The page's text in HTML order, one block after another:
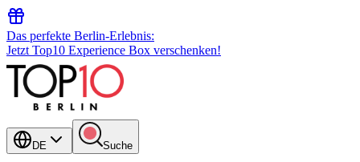
Das perfekte Berlin-Erlebnis:
Jetzt Top10 Experience Box verschenken!
DE Suche